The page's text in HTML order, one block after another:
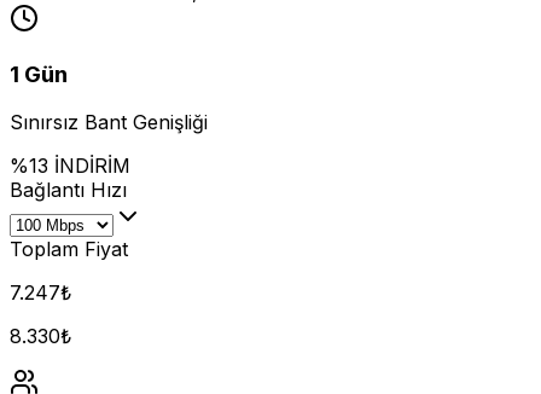
1 Gün
Sınırsız Bant Genişliği
%13 İNDİRİM
Bağlantı Hızı
Toplam Fiyat
7.247₺
8.330₺